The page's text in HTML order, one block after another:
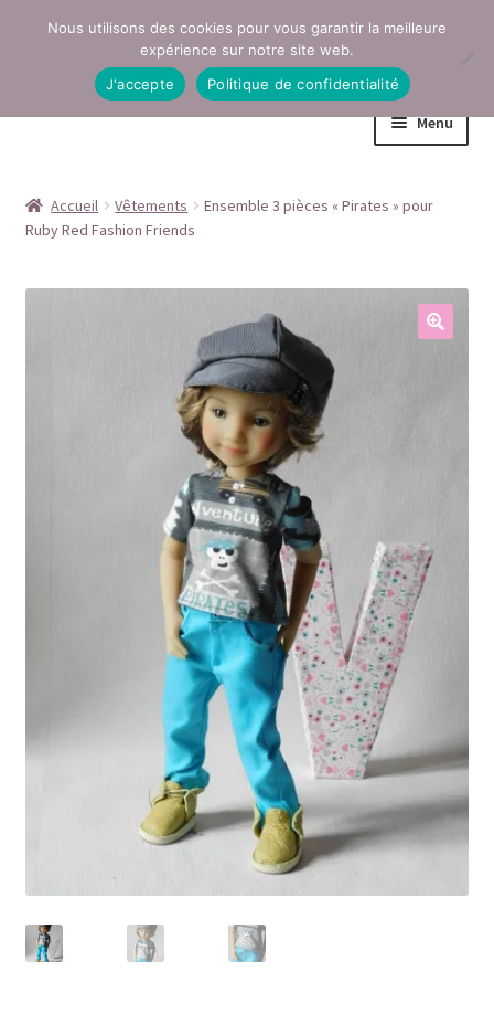
Aller
navigation
Aller
Menu
Conditions générales de vente
Contact
Politique de confidentialité
Politique de cookies (UE)
Validation de la commande
Accueil Vêtements
Ensemble 3 pièces « Pirates » pour
Ruby Red Fashion Friends
Nous utilisons des cookies pour vous garantir la meilleure
expérience sur notre site web.
J'accepte
Politique de confidentialité